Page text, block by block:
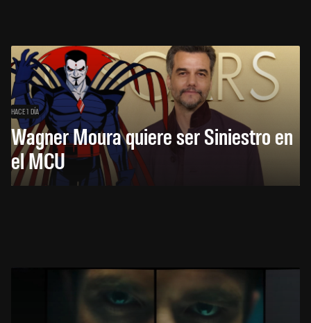
HACE 1 DÍA
Wagner Moura quiere ser Siniestro en
el MCU